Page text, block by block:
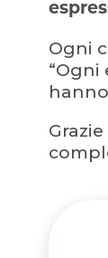
Ogni
“Ogni